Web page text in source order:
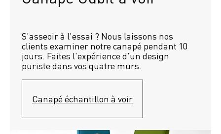
S'asseoir à l'essai ? Nous laissons nos
clients examiner notre canapé pendant 10
jours. Faites l'expérience d'un design
puriste dans vos quatre murs.
Canapé échantillon à voir